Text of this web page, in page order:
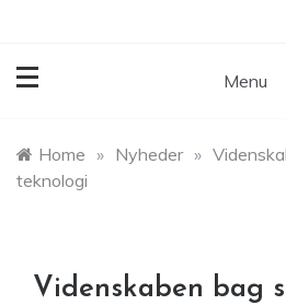
Menu
Home » Nyheder »
teknologi
Videnskaben bag